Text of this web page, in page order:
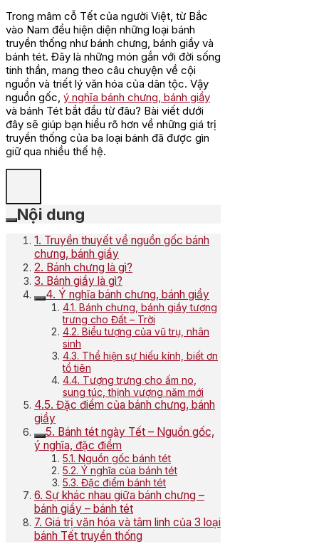
Trong mâm cỗ Tết của người Việt, từ Bắc
vào Nam đều hiện diện những loại bánh
truyền thống như bánh chưng, bánh giầy và
bánh tét. Đây là những món gắn với đời sống
tinh thần, mang theo câu chuyện về cội
nguồn và triết lý văn hóa của dân tộc. Vậy
nguồn gốc, ý nghĩa bánh chưng, bánh giầy
và bánh Tét bắt đầu từ đâu? Bài viết dưới
đây sẽ giúp bạn hiểu rõ hơn về những giá trị
truyền thống của ba loại bánh đã được gìn
giữ qua nhiều thế hệ.
Nội dung
1. Truyền thuyết về nguồn gốc bánh
chưng, bánh giầy
2. Bánh chưng là gì?
3. Bánh giầy là gì?
4. Ý nghĩa bánh chưng, bánh giầy
4.1. Bánh chưng, bánh giầy tượng
trưng cho Đất – Trời
4.2. Biểu tượng của vũ trụ, nhân
sinh
4.3. Thể hiện sự hiếu kính, biết ơn
tổ tiên
4.4. Tượng trưng cho ấm no,
sung túc, thịnh vượng năm mới
4.5. Đặc điểm của bánh chưng, bánh
giầy
5. Bánh tét ngày Tết – Nguồn gốc,
ý nghĩa, đặc điểm
5.1. Nguồn gốc bánh tét
5.2. Ý nghĩa của bánh tét
5.3. Đặc điểm bánh tét
6. Sự khác nhau giữa bánh chưng –
bánh giầy – bánh tét
7. Giá trị văn hóa và tâm linh của 3 loại
bánh Tết truyền thống